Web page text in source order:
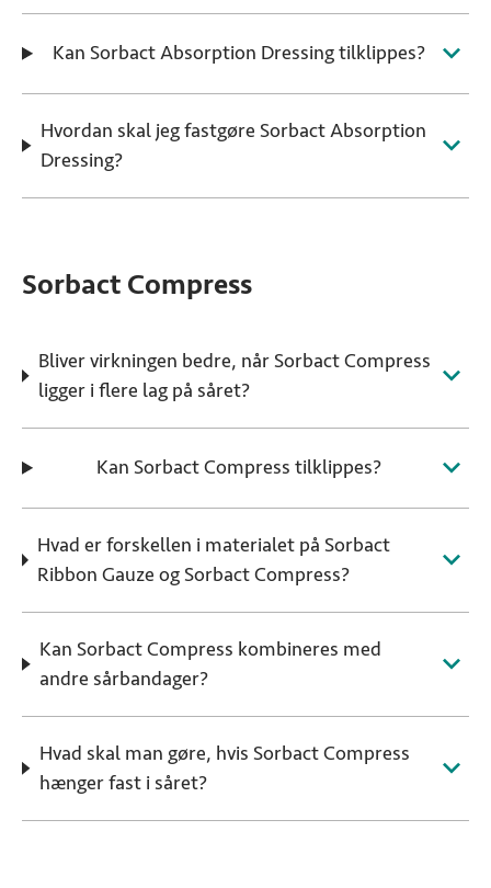
Kan Sorbact Absorption Dressing tilklippes?
Hvordan skal jeg fastgøre Sorbact Absorption
Dressing?
Sorbact Compress
Bliver virkningen bedre, når Sorbact Compress
ligger i flere lag på såret?
Kan Sorbact Compress tilklippes?
Hvad er forskellen i materialet på Sorbact
Ribbon Gauze og Sorbact Compress?
Kan Sorbact Compress kombineres med
andre sårbandager?
Hvad skal man gøre, hvis Sorbact Compress
hænger fast i såret?